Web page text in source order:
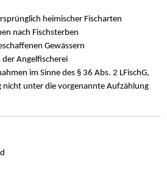
heimischer Fischarten
nach Fischsterben
Gewässern
Angelfischerei
im Sinne des § 36 Abs. 2 LFischG,
unter die vorgenannte Aufzählung